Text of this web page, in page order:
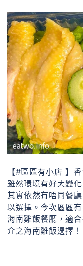
【#區區有小店 】
雖然環境有好大變
其實依然有唔同餐
以選擇。今次區區
海南雞飯餐廳，適
介之海南雞飯選擇！